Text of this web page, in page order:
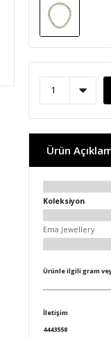
Ürün
Koleksiyon
Ema Jewellery
Ürünle ilgili gram
İletişim
4443558